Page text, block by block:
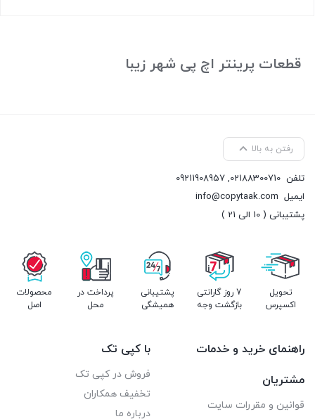
قطعات پرینتر اچ پی شهر زیبا
رفتن به بالا
تلفن 02188300710
,
09211908957
ایمیل info@copytaak.com
پشتیبانی ( 10 الی 21 )
تحویل
اکسپرس
7 روز گارانتی
بازگشت وجه
پشتیبانی
همیشگی
پرداخت در
محل
محصولات
اصل
راهنمای خرید و خدمات
مشتریان
قوانین و مقررات سایت
با کپی تک
فروش در کپی تک
تخفیف همکاران
درباره ما